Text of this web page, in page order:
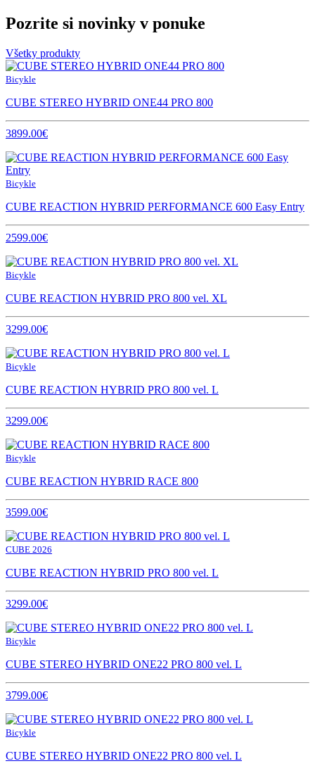
Pozrite si novinky v ponuke
Všetky produkty
Bicykle
CUBE STEREO HYBRID ONE44 PRO 800
3899.00€
Bicykle
CUBE REACTION HYBRID PERFORMANCE 600 Easy Entry
2599.00€
Bicykle
CUBE REACTION HYBRID PRO 800 vel. XL
3299.00€
Bicykle
CUBE REACTION HYBRID PRO 800 vel. L
3299.00€
Bicykle
CUBE REACTION HYBRID RACE 800
3599.00€
CUBE 2026
CUBE REACTION HYBRID PRO 800 vel. L
3299.00€
Bicykle
CUBE STEREO HYBRID ONE22 PRO 800 vel. L
3799.00€
Bicykle
CUBE STEREO HYBRID ONE22 PRO 800 vel. L